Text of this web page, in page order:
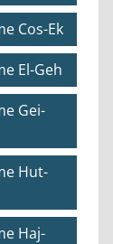
Cos-Ek
El-Geh
Gei-
Hut-
Haj-